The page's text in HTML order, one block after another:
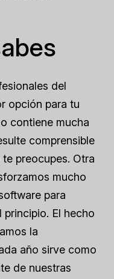
del
opción para tu
contiene mucha
comprensible
preocupes. Otra
mucho
para
El hecho
la
año sirve como
de nuestras